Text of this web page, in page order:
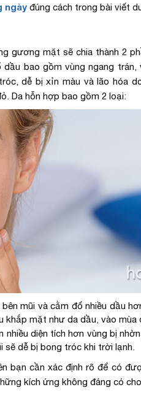
ngày đúng cách trong bài viết
gương mặt sẽ chia thành 2
bao gồm vùng ngang trán,
dễ bị xỉn màu và lão hóa
Da hỗn hợp bao gồm 2 loại:
mũi và cằm đổ nhiều dầu
mặt như da dầu, vào mùa
nhiều diện tích hơn vùng bị
sẽ dễ bị bong tróc khi trời lạnh.
bạn cần xác định rõ để có
kích ứng không đáng có